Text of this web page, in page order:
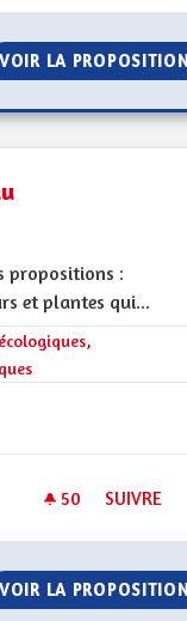
VOIR LA PROPOSITION
propositions :
et plantes qui...
: Les transitions
50 50 ABONNÉS
SUIVRE
VOIR LA PROPOSITION